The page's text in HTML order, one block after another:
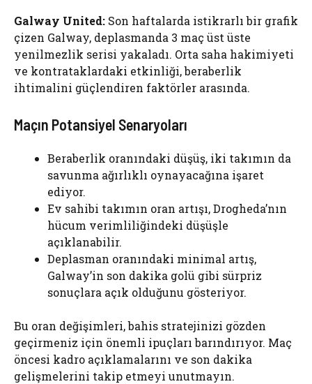
Galway United: Son haftalarda istikrarlı bir grafik
çizen Galway, deplasmanda 3 maç üst üste
yenilmezlik serisi yakaladı. Orta saha hakimiyeti
ve kontrataklardaki etkinliği, beraberlik
ihtimalini güçlendiren faktörler arasında.
Maçın Potansiyel Senaryoları
Beraberlik oranındaki düşüş, iki takımın da
savunma ağırlıklı oynayacağına işaret
ediyor.
Ev sahibi takımın oran artışı, Drogheda’nın
hücum verimliliğindeki düşüşle
açıklanabilir.
Deplasman oranındaki minimal artış,
Galway’in son dakika golü gibi sürpriz
sonuçlara açık olduğunu gösteriyor.
Bu oran değişimleri, bahis stratejinizi gözden
geçirmeniz için önemli ipuçları barındırıyor. Maç
öncesi kadro açıklamalarını ve son dakika
gelişmelerini takip etmeyi unutmayın.